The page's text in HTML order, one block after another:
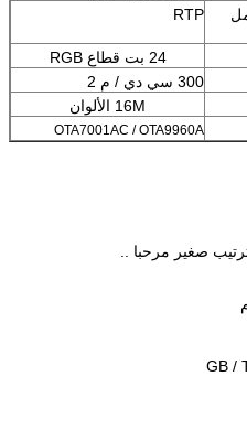
RTP
24 بت قطاع RGB
300 سي دي / م 2
16M الألوان
OTA7001AC / OTA9960A
صغير مرحبا ..